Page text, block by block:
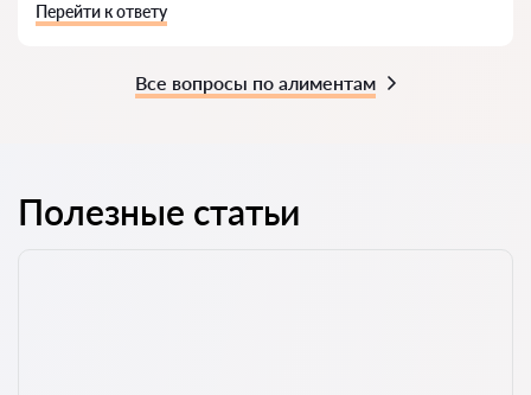
Перейти к ответу
Все вопросы по алиментам
Полезные статьи